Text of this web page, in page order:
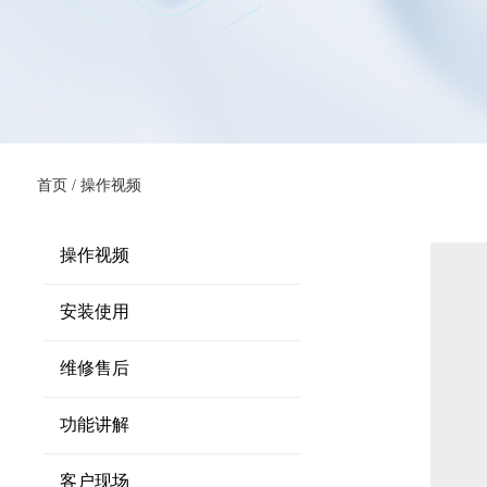
首页 / 操作视频
操作视频
安装使用
维修售后
功能讲解
客户现场